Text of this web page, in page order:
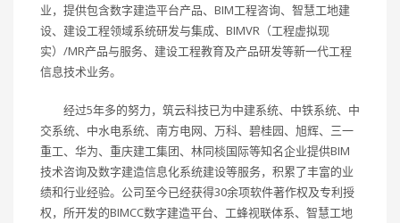
业，提供包含数字建造平台产品、BIM工程咨询、智慧工地建
设、建设工程领域系统研发与集成、BIMVR（工程虚拟现
实）/MR产品与服务、建设工程教育及产品研发等新一代工程
信息技术业务。
经过5年多的努力，筑云科技已为中建系统、中铁系统、中
交系统、中水电系统、南方电网、万科、碧桂园、旭辉、三一
重工、华为、重庆建工集团、林同棪国际等知名企业提供BIM
技术咨询及数字建造信息化系统建设等服务，积累了丰富的业
绩和行业经验。公司至今已经获得30余项软件著作权及专利授
权，所开发的BIMCC数字建造平台、工蜂视联体系、智慧工地